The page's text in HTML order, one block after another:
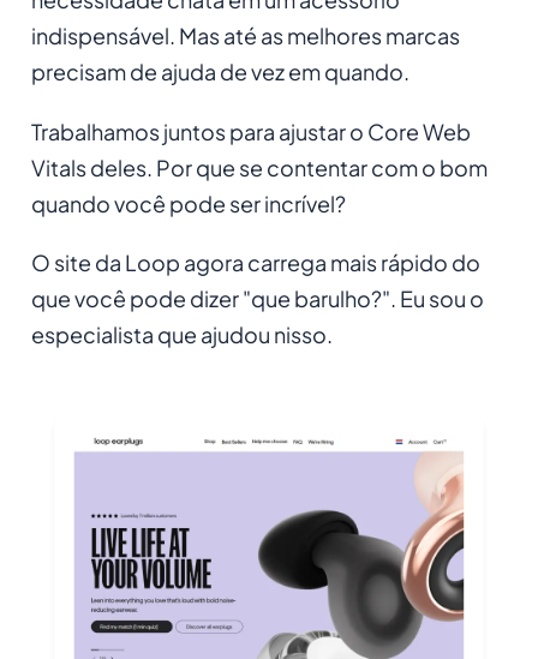
indispensável. Mas até as melhores marcas
precisam de ajuda de vez em quando.
Trabalhamos juntos para ajustar o Core Web
Vitals deles. Por que se contentar com o bom
quando você pode ser incrível?
O site da Loop agora carrega mais rápido do
que você pode dizer "que barulho?". Eu sou o
especialista que ajudou nisso.